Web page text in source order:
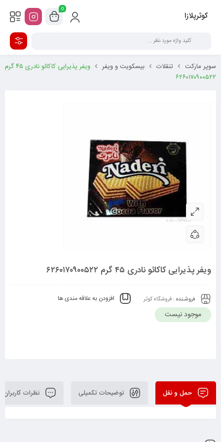
کوثرپلازا
0
سوپر مارکت تنقلات بیسکویت و ویفر
ویفر پذیرایی کاکائو نادری ۴۵ گرم
۶۲۶۰۱۷۰۹۰۰۵۲۲
ویفر پذیرایی کاکائو نادری ۴۵ گرم ۶۲۶۰۱۷۰۹۰۰۵۲۲
فروشـنده : فروشگاه کوثر افزودن به علاقه مندی ها
موجود نیست
حمل و نقل توضیحات تکمیلی نظرات کاربران